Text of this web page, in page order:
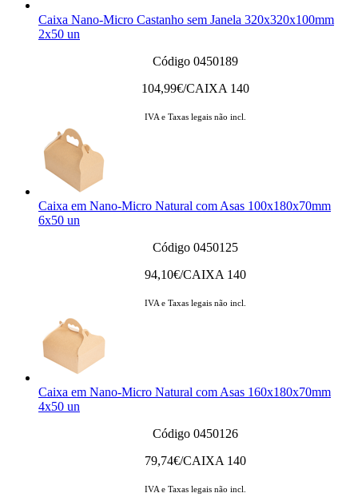
Caixa Nano-Micro Castanho sem Janela 320x320x100mm
2x50 un
Código 0450189
104,99€/CAIXA 140
IVA e Taxas legais não incl.
Caixa em Nano-Micro Natural com Asas 100x180x70mm
6x50 un
Código 0450125
94,10€/CAIXA 140
IVA e Taxas legais não incl.
Caixa em Nano-Micro Natural com Asas 160x180x70mm
4x50 un
Código 0450126
79,74€/CAIXA 140
IVA e Taxas legais não incl.